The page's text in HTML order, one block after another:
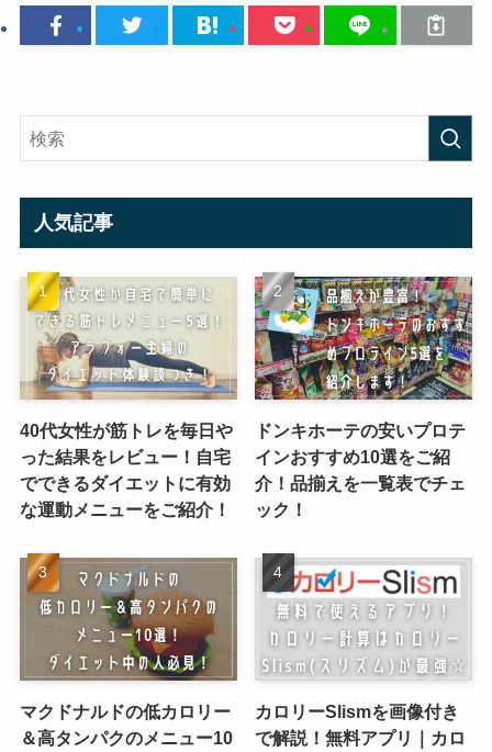
人気記事
40代女性が筋トレを毎日や
った結果をレビュー！自宅
でできるダイエットに有効
な運動メニューをご紹介！
ドンキホーテの安いプロテ
インおすすめ10選をご紹
介！品揃えを一覧表でチェ
ック！
マクドナルドの低カロリー
＆高タンパクのメニュー10
カロリーSlismを画像付き
で解説！無料アプリ｜カロ